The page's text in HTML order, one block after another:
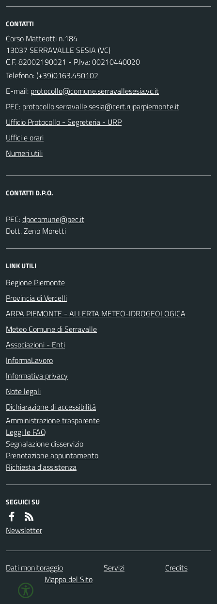
CONTATTI
Corso Matteotti n.184
13037 SERRAVALLE SESIA (VC)
C.F. 82002190021 - P.Iva: 00210440020
Telefono:(+39)0163.450102
E-mail:
PEC:
Ufficio Protocollo - Segreteria - URP
Uffici e orari
Numeri utili
CONTATTI D.P.O.
PEC:
Dott. Zeno Moretti
LINK UTILI
Regione Piemonte
Provincia di Vercelli
ARPA PIEMONTE - ALLERTA METEO-IDROGEOLOGICA
Meteo Comune di Serravalle
Associazioni - Enti
InformaLavoro
Informativa privacy
Note legali
Dichiarazione di accessibilità
Amministrazione trasparente
Leggi le FAQ
Segnalazione disservizio
Prenotazione appuntamento
Richiesta d'assistenza
SEGUICI SU
Newsletter
Dati monitoraggio Servizi
Credits
Mappa del Sito